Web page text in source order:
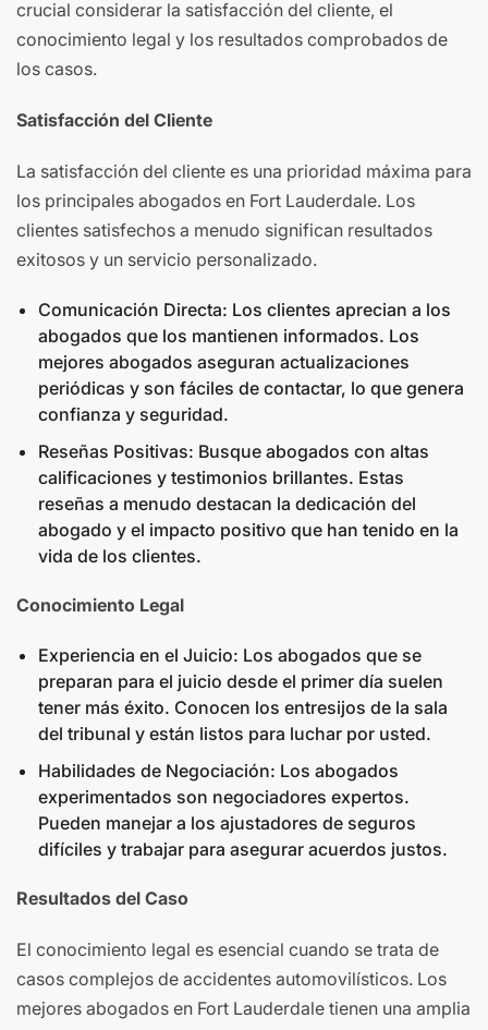
crucial considerar la satisfacción del cliente, el
conocimiento legal y los resultados comprobados de
los casos.
Satisfacción del Cliente
La satisfacción del cliente es una prioridad máxima para
los principales abogados en Fort Lauderdale. Los
clientes satisfechos a menudo significan resultados
exitosos y un servicio personalizado.
Comunicación Directa: Los clientes aprecian a los
abogados que los mantienen informados. Los
mejores abogados aseguran actualizaciones
periódicas y son fáciles de contactar, lo que genera
confianza y seguridad.
Reseñas Positivas: Busque abogados con altas
calificaciones y testimonios brillantes. Estas
reseñas a menudo destacan la dedicación del
abogado y el impacto positivo que han tenido en la
vida de los clientes.
Conocimiento Legal
Experiencia en el Juicio: Los abogados que se
preparan para el juicio desde el primer día suelen
tener más éxito. Conocen los entresijos de la sala
del tribunal y están listos para luchar por usted.
Habilidades de Negociación: Los abogados
experimentados son negociadores expertos.
Pueden manejar a los ajustadores de seguros
difíciles y trabajar para asegurar acuerdos justos.
Resultados del Caso
El conocimiento legal es esencial cuando se trata de
casos complejos de accidentes automovilísticos. Los
mejores abogados en Fort Lauderdale tienen una amplia